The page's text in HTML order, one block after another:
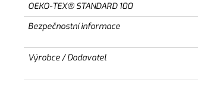
OEKO-TEX® STANDARD 100
Bezpečnostní informace
Výrobce / Dodavatel